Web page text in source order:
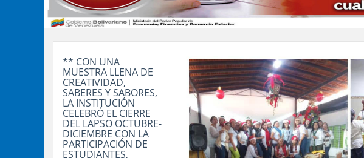
** CON UNA
MUESTRA LLENA DE
CREATIVIDAD,
SABERES Y SABORES,
LA INSTITUCIÓN
CELEBRÓ EL CIERRE
DEL LAPSO OCTUBRE-
DICIEMBRE CON LA
PARTICIPACIÓN DE
ESTUDIANTES,